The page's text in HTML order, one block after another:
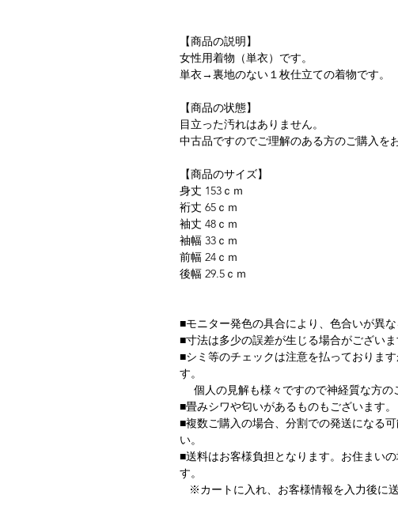
【商品の説明】
女性用着物（単衣）です。
単衣→裏地のない１枚仕立ての着物です。
【商品の状態】
目立った汚れはありません。
中古品ですのでご理解のある方のご購入を
【商品のサイズ】
身丈 153ｃｍ
裄丈 65ｃｍ
袖丈 48ｃｍ
袖幅 33ｃｍ
前幅 24ｃｍ
後幅 29.5ｃｍ
■モニター発色の具合により、色合いが異な
■寸法は多少の誤差が生じる場合がございま
■シミ等のチェックは注意を払っておりま
す。
個人の見解も様々ですので神経質な方の
■畳みシワや匂いがあるものもございます。
■複数ご購入の場合、分割での発送になる
い。
■送料はお客様負担となります。お住まい
す。
※カートに入れ、お客様情報を入力後に